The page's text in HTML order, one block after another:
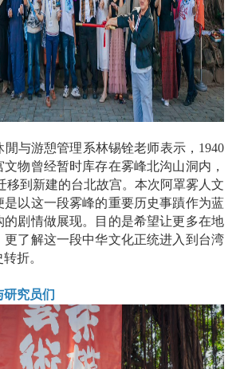
閒与游憩管理系林锡铨老师表示，1940
物曾经暂时库存在雾峰北沟山洞内，
移到新建的台北故宫。本次阿罩雾人文
是以这一段雾峰的重要历史事蹟作为蓝
的剧情做展现。目的是希望让更多在地
更了解这一段中华文化正统进入到台湾
折。
究员们